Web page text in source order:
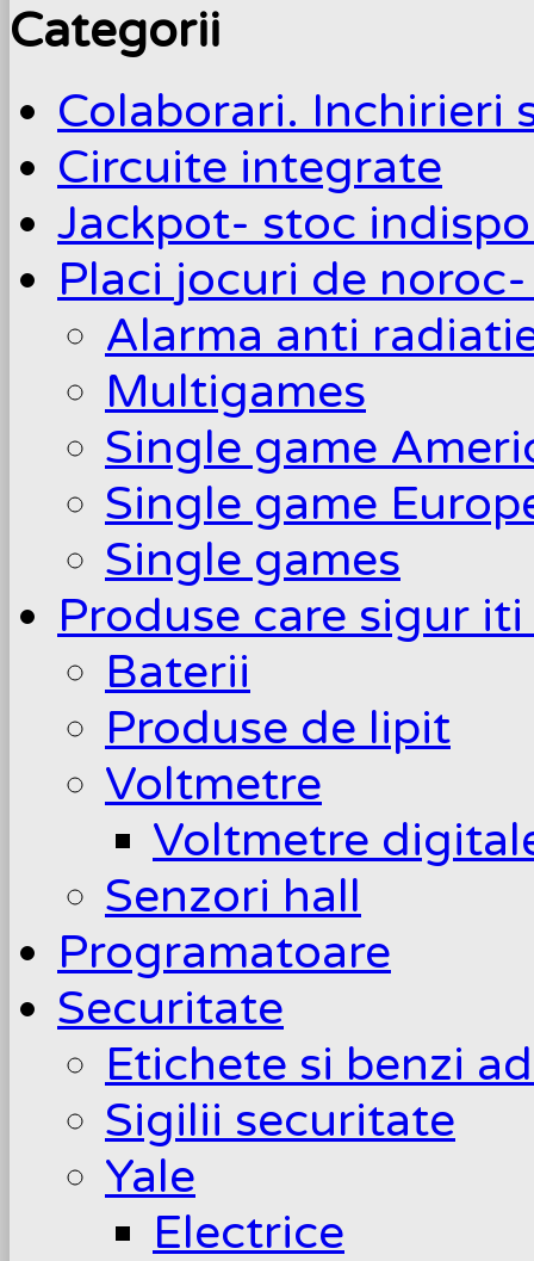
Categorii
Colaborari. Inchirieri
Circuite integrate
Jackpot- stoc
Placi jocuri de
Alarma anti
Multigames
Single game
Single game
Single games
Produse care sigur
Baterii
Produse de lipit
Voltmetre
Voltmetre
Senzori hall
Programatoare
Securitate
Etichete si benzi
Sigilii securitate
Yale
Electrice